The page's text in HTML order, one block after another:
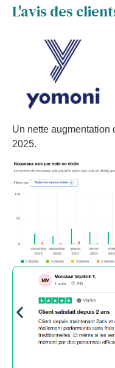
L'avis des
Un nette augmentation
2025.